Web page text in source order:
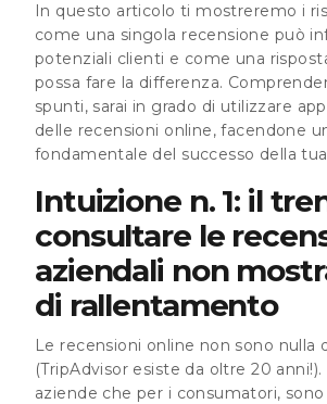
su
si affidino alle
luce sul loro
In questo articolo ti mostreremo i
come una singola recensione può
potenziali clienti e come una
possa fare la differenza.
spunti, sarai in grado di utilizzare
delle recensioni online, facendone
fondamentale del successo della
Intuizione n. 1: il
consultare le
aziendali non
di rallentamento
Le recensioni online non sono nulla
(TripAdvisor esiste da oltre 20 anni!).
aziende che per i consumatori, sono